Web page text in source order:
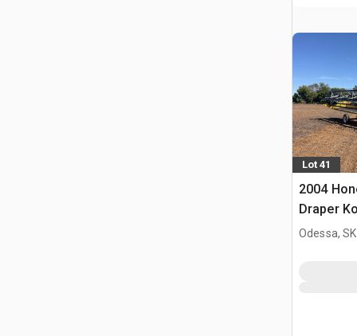
Lot 41
2004
Draper
Odessa,